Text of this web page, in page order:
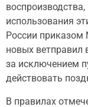
использования
России
новых ветправил
за исключением
действовать
В правилах